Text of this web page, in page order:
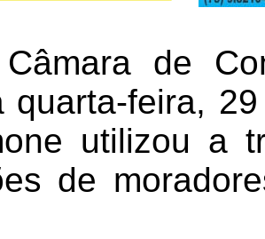
de
feira,
utilizou a
de